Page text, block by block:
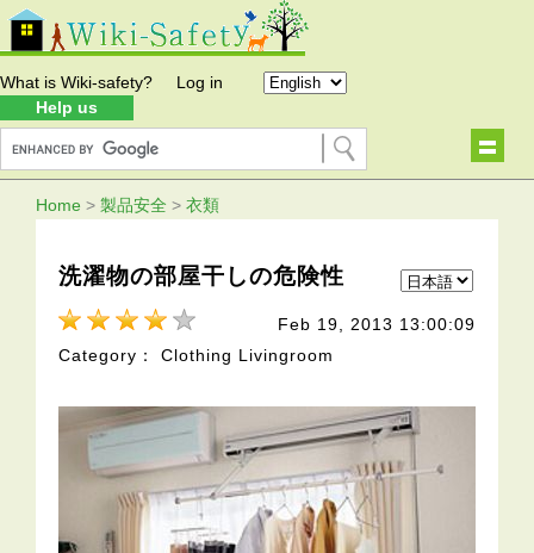
What is Wiki-safety?
Help us
Log in
Home > 製品安全 > 衣類
洗濯物の部屋干しの危険性
Feb 19, 2013 13:00:09
Category： Clothing Livingroom